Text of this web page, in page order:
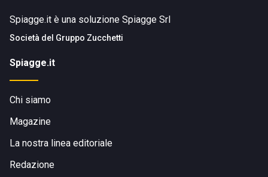
Spiagge.it è una soluzione Spiagge Srl
Società del Gruppo Zucchetti
Spiagge.it
Chi siamo
Magazine
La nostra linea editoriale
Redazione